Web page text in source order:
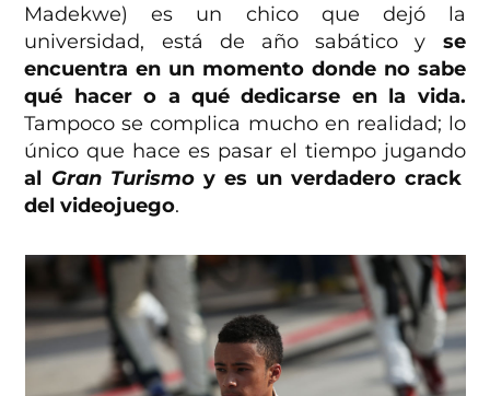
Madekwe) es un chico que dejó la
universidad, está de año sabático y se
encuentra en un momento donde no sabe
qué hacer o a qué dedicarse en la vida.
Tampoco se complica mucho en realidad; lo
único que hace es pasar el tiempo jugando
al Gran Turismoy es un verdadero crack
del videojuego.